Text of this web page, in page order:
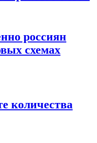
россиян
схемах
количества